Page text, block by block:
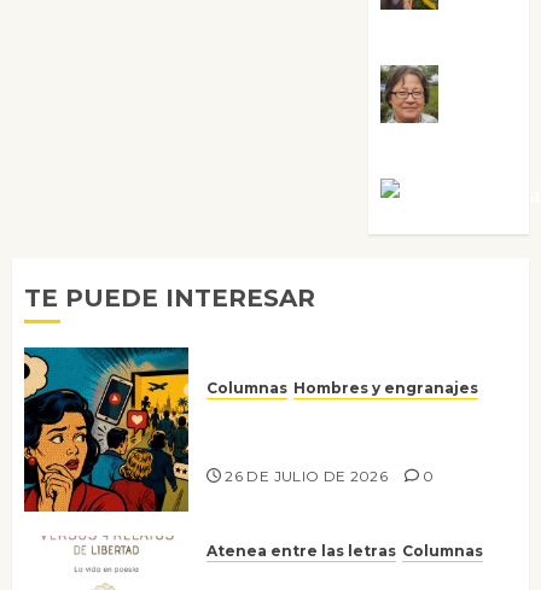
TE PUEDE INTERESAR
Columnas Hombres y engranajes
26 DE JULIO DE 2026 0
Atenea entre las letras Columnas